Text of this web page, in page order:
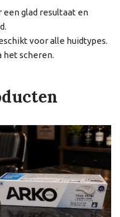
glad resultaat en
voor alle huidtypes.
het scheren.